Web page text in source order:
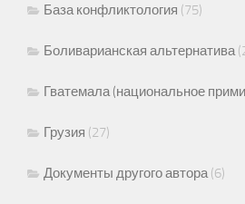
База конфликтология (75)
Боливарианская альтернатива
Гватемала (национальное
Грузия (27)
Документы другого автора(6)